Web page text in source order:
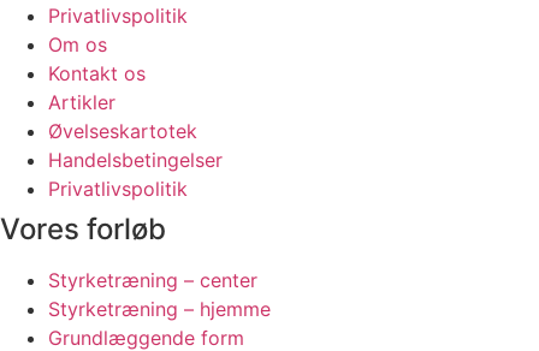
Privatlivspolitik
Om os
Kontakt os
Artikler
Øvelseskartotek
Handelsbetingelser
Privatlivspolitik
Vores forløb
Styrketræning – center
Styrketræning – hjemme
Grundlæggende form